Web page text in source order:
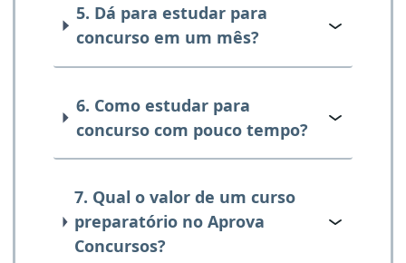
5. Dá para estudar para
concurso em um mês?
6. Como estudar para
concurso com pouco tempo?
7. Qual o valor de um curso
preparatório no Aprova
Concursos?